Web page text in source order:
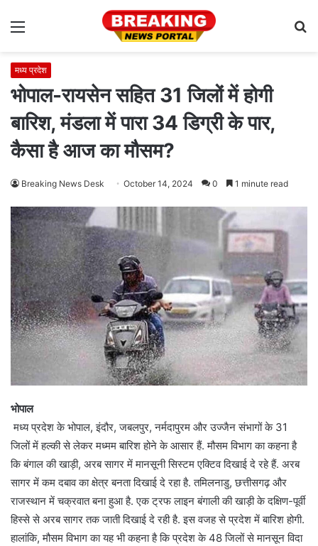
Menu
मध्य प्रदेश
भोपाल-रायसेन सहित 31 जिलों में होगी
बारिश, मंडला में पारा 34 डिग्री के पार,
कैसा है आज का मौसम?
Breaking News Desk October 14, 2024 0 1 minute read
भोपाल
मध्य प्रदेश के भोपाल, इंदौर, जबलपुर, नर्मदापुरम और उज्जैन संभागों के 31
जिलों में हल्की से लेकर मध्मम बारिश होने के आसार हैं. मौसम विभाग का कहना है
कि बंगाल की खाड़ी, अरब सागर में मानसूनी सिस्टम एक्टिव दिखाई दे रहे हैं. अरब
सागर में कम दबाव का क्षेत्र बनता दिखाई दे रहा है. तमिलनाडु, छत्तीसगढ़ और
राजस्थान में चक्रवात बना हुआ है. एक ट्रफ लाइन बंगाली की खाड़ी के दक्षिण-पूर्वी
हिस्से से अरब सागर तक जाती दिखाई दे रही है. इस वजह से प्रदेश में बारिश होगी.
हालांकि, मौसम विभाग का यह भी कहना है कि प्रदेश के 48 जिलों से मानसून विदा